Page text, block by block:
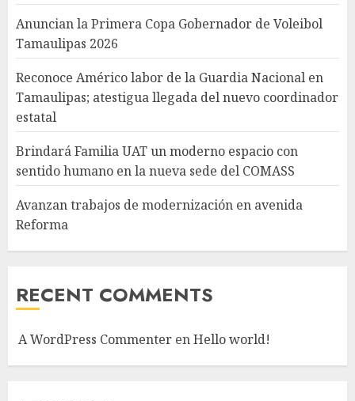
Anuncian la Primera Copa Gobernador de Voleibol
Tamaulipas 2026
Reconoce Américo labor de la Guardia Nacional en
Tamaulipas; atestigua llegada del nuevo coordinador
estatal
Brindará Familia UAT un moderno espacio con
sentido humano en la nueva sede del COMASS
Avanzan trabajos de modernización en avenida
Reforma
RECENT COMMENTS
A WordPress Commenter enHello world!